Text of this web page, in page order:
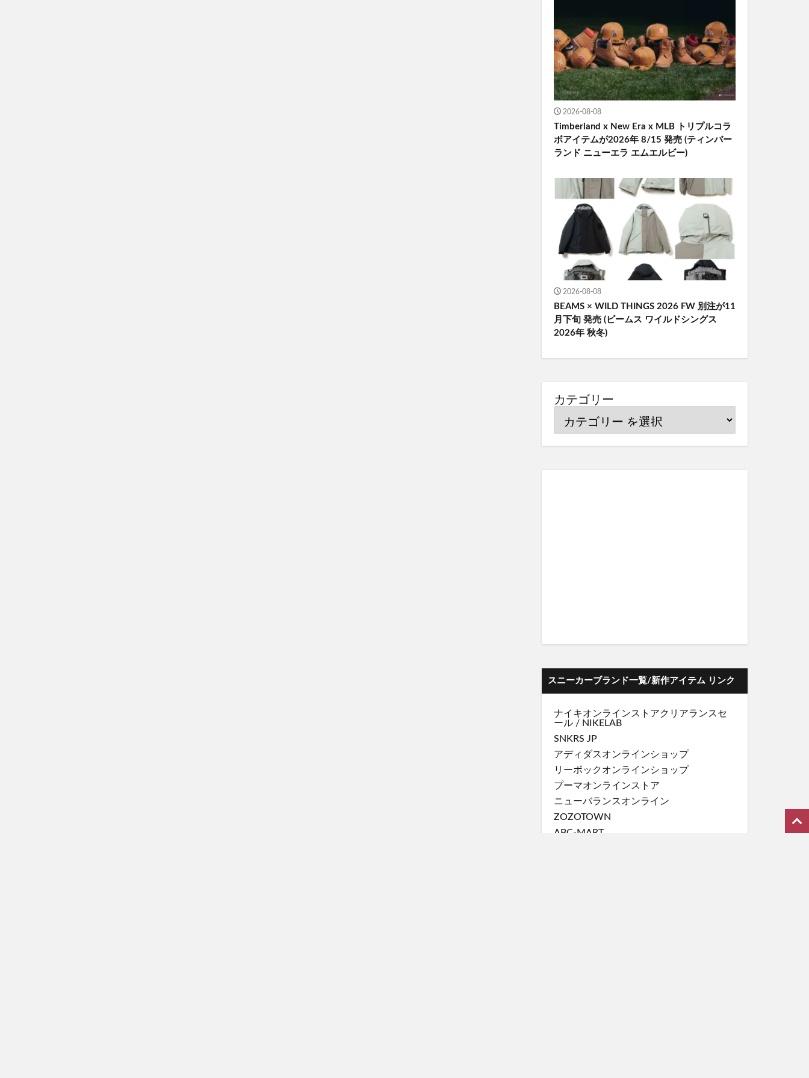
2026-08-08
Timberland x New Era x MLB トリプルコラ
ボアイテムが2026年 8/15 発売 (ティンバー
ランド ニューエラ エムエルビー)
2026-08-08
BEAMS × WILD THINGS 2026 FW 別注が11
月下旬 発売 (ビームス ワイルドシングス
2026年 秋冬)
カテゴリー
スニーカーブランド一覧/新作アイテム リンク
ナイキオンラインストアクリアランスセ
ール / NIKELAB
SNKRS JP
アディダスオンラインショップ
リーボックオンラインショップ
プーマオンラインストア
ニューバランスオンライン
ZOZOTOWN
ABC-MART